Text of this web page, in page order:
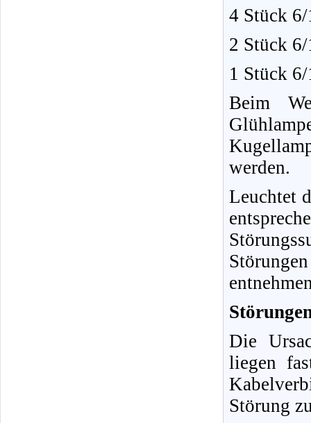
4 Stück
2 Stück
1 Stück
Beim
werden.
Leuchtet
Die
liegen
Störung